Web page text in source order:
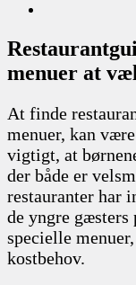
menuer at
At finde
menuer, kan
vigtigt, at
der både er
restauranter har
de yngre
specielle
kostbehov.